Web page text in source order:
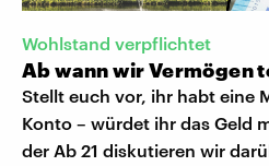
Wohlstand verpflichtet
Ab wann wir Vermögen
Stellt euch vor, ihr habt eine
Konto – würdet ihr das Geld
der Ab 21 diskutieren wir